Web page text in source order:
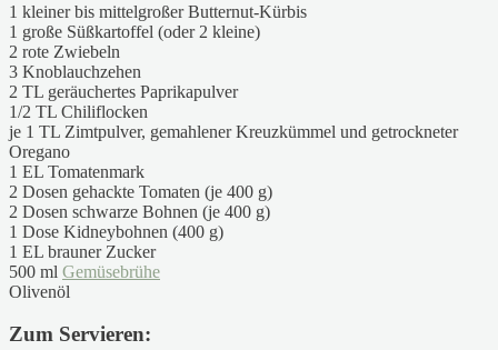
1 kleiner bis mittelgroßer Butternut-Kürbis
1 große Süßkartoffel (oder 2 kleine)
2 rote Zwiebeln
3 Knoblauchzehen
2 TL geräuchertes Paprikapulver
1/2 TL Chiliflocken
je 1 TL Zimtpulver, gemahlener Kreuzkümmel und getrockneter
Oregano
1 EL Tomatenmark
2 Dosen gehackte Tomaten (je 400 g)
2 Dosen schwarze Bohnen (je 400 g)
1 Dose Kidneybohnen (400 g)
1 EL brauner Zucker
500 ml Gemüsebrühe
Olivenöl
Zum Servieren: